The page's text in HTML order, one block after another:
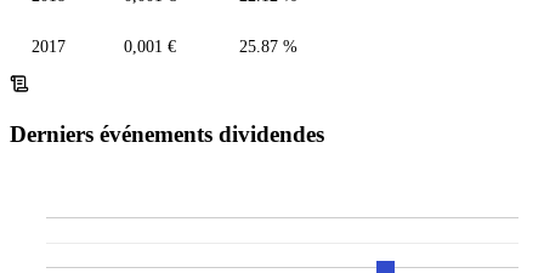
2017 0,001 € 25.87 %
Derniers événements dividendes